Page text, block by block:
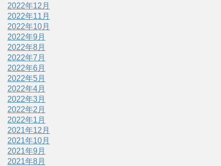
2022年12月
2022年11月
2022年10月
2022年9月
2022年8月
2022年7月
2022年6月
2022年5月
2022年4月
2022年3月
2022年2月
2022年1月
2021年12月
2021年10月
2021年9月
2021年8月